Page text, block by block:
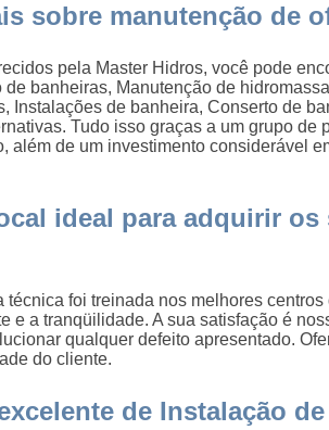
sobre manutenção de
pela Master Hidros, você pode
de banheiras, Manutenção de
Instalações de banheira, Conserto de
Tudo isso graças a um grupo de
além de um investimento considerável
ideal para adquirir
técnica foi treinada nos melhores
e a tranqüilidade. A sua satisfação é
qualquer defeito apresentado.
do cliente.
de Instalação